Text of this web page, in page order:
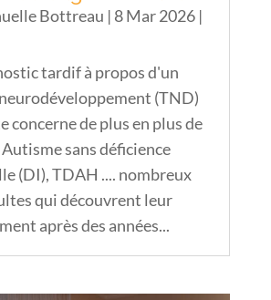
Bottreau | 8 Mar 2026|
tardif à propos d'un
(TND)
concerne de plus en plus de
sans déficience
(DI), TDAH .... nombreux
qui découvrent leur
après des années...